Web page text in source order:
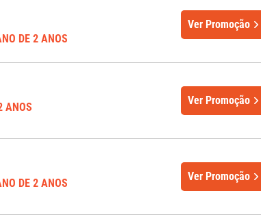
DE 2 ANOS
Ver Promoção
ANOS
Ver Promoção
DE 2 ANOS
Ver Promoção